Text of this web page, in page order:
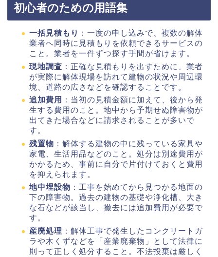
初心者のための用語集
一括見積もり
：一度の申し込みで、複数の解体
業者へ同時に見積もりを依頼できるサービスの
こと。業者を一件ずつ探す手間が省けます。
現地調査 ：正確な見積もりを出すために、業者
が実際に解体現場を訪れて建物の状況や周辺環
境、道路の広さなどを確認することです。
追加費用
：当初の見積金額に加えて、後から発
生する費用のこと。地中から予期せぬ障害物が
出てきた場合などに請求されることが多いで
す。
残置物 ：解体する建物の中に残っている家具や
家電、生活用品などのこと。処分は別途費用が
かかるため、事前に自分で片付けておくと費用
を抑えられます。
地中埋設物 ：工事を始めてから見つかる地面の
下の障害物。過去の建物の基礎や浄化槽、大き
な石などが該当し、撤去には追加費用が必要で
す。
産廃処理 ：解体工事で発生したコンクリートガ
ラや木くずなどを「産業廃棄物」として法律に
則って正しく処分すること。不法投棄は厳しく